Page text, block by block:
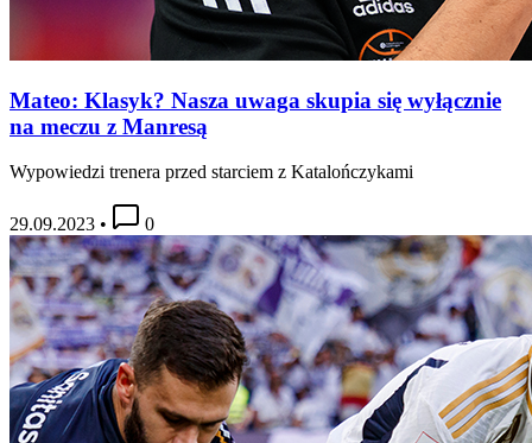
Mateo: Klasyk? Nasza uwaga skupia się wyłącznie
na meczu z Manresą
Wypowiedzi trenera przed starciem z Katalończykami
29.09.2023 • 0